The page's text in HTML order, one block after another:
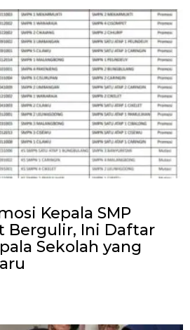
Kepala SMP
Bergulir, Ini Daftar
Sekolah yang